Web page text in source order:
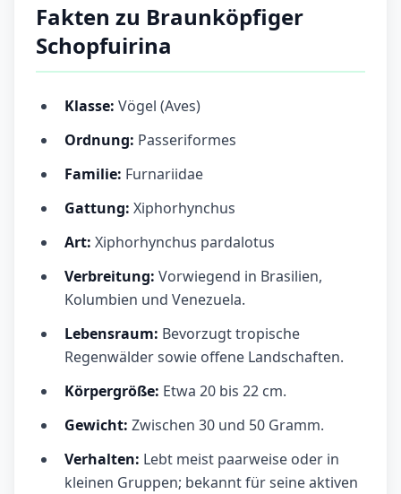
Fakten zu Braunköpfiger
Schopfuirina
Klasse: Vögel (Aves)
Ordnung: Passeriformes
Familie: Furnariidae
Gattung: Xiphorhynchus
Art: Xiphorhynchus pardalotus
Verbreitung: Vorwiegend in Brasilien,
Kolumbien und Venezuela.
Lebensraum: Bevorzugt tropische
Regenwälder sowie offene Landschaften.
Körpergröße: Etwa 20 bis 22 cm.
Gewicht: Zwischen 30 und 50 Gramm.
Verhalten: Lebt meist paarweise oder in
kleinen Gruppen; bekannt für seine aktiven